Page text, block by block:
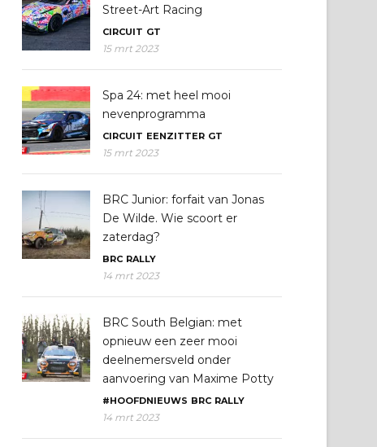
Street-Art Racing
CIRCUIT GT
15 mrt 2023
Spa 24: met heel mooi
nevenprogramma
CIRCUIT EENZITTER GT
15 mrt 2023
BRC Junior: forfait van Jonas
De Wilde. Wie scoort er
zaterdag?
BRC RALLY
14 mrt 2023
BRC South Belgian: met
opnieuw een zeer mooi
deelnemersveld onder
aanvoering van Maxime Potty
#HOOFDNIEUWS BRC RALLY
14 mrt 2023